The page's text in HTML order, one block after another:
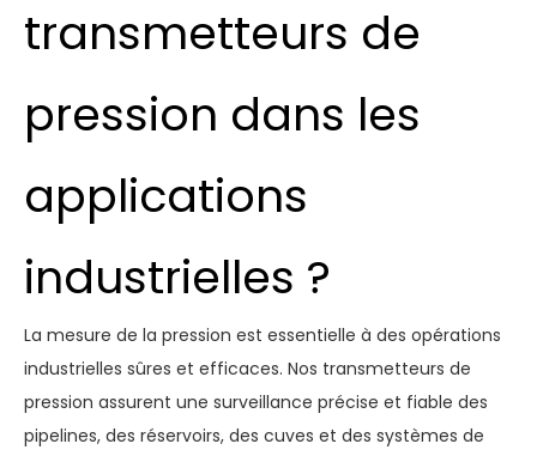
transmetteurs de
pression dans les
applications
industrielles ?
La mesure de la pression est essentielle à des opérations
industrielles sûres et efficaces. Nos transmetteurs de
pression assurent une surveillance précise et fiable des
pipelines, des réservoirs, des cuves et des systèmes de